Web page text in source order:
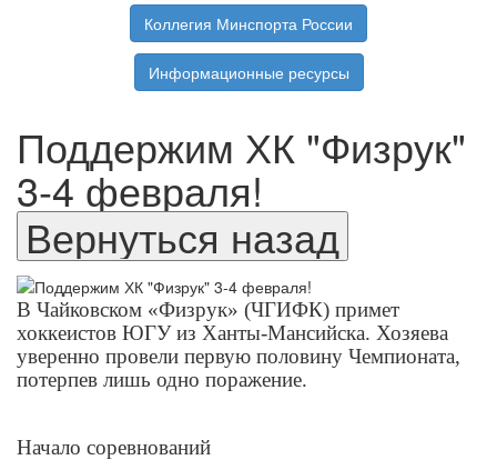
Коллегия Минспорта России
Информационные ресурсы
Поддержим ХК "Физрук"
3-4 февраля!
В Чайковском «Физрук» (ЧГИФК) примет
хоккеистов ЮГУ из Ханты-Мансийска. Хозяева
уверенно провели первую половину Чемпионата,
потерпев лишь одно поражение.
Начало соревнований